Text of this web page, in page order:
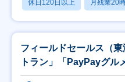
休日120日以上 月残業20
フィールドセールス（
トラン」「PayPayグル